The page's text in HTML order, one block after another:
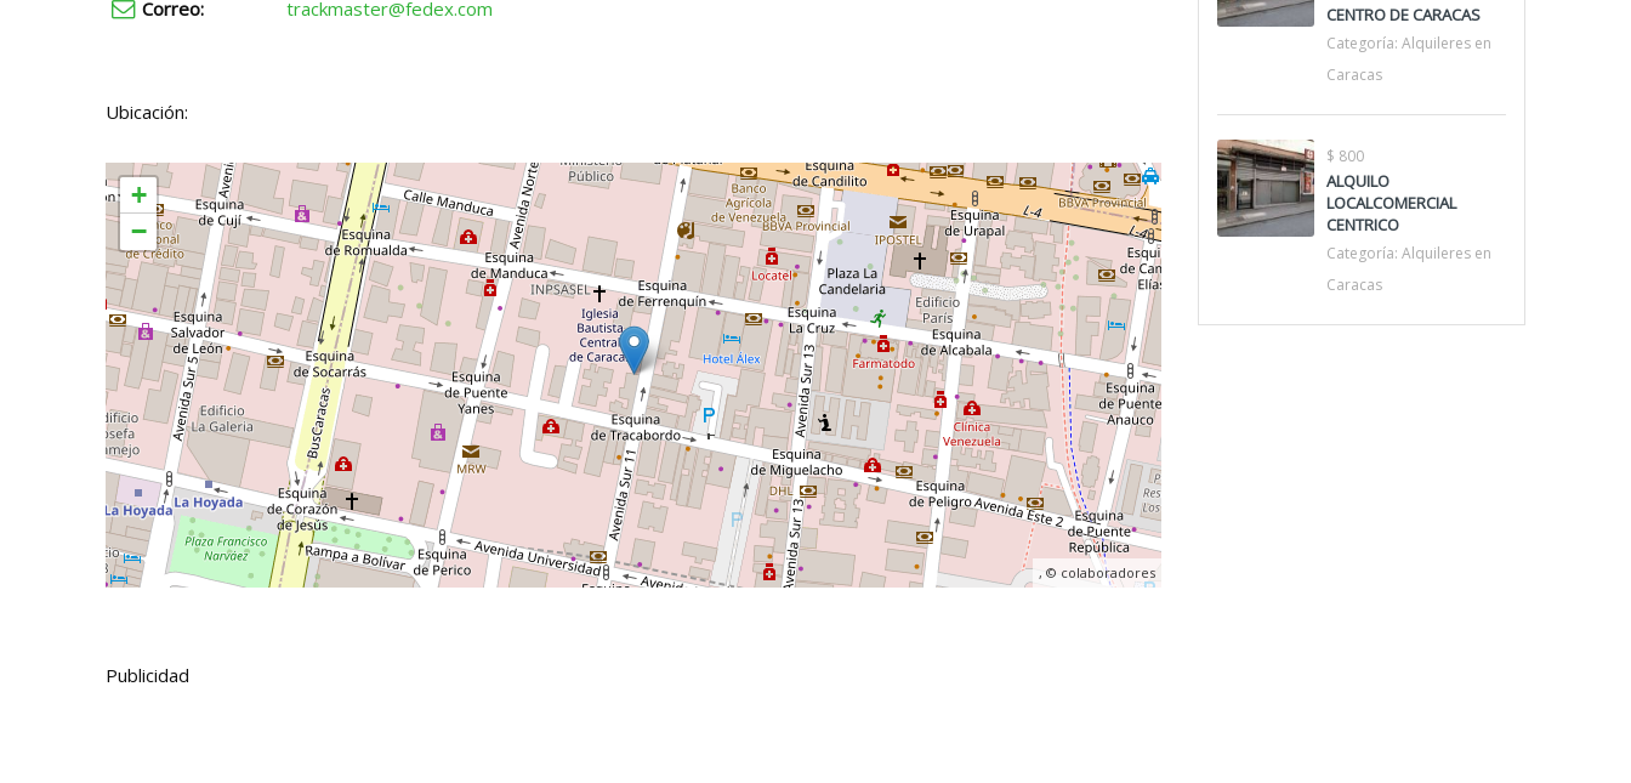
Correo: trackmaster@fedex.com
Ubicación:
+
−
, © colaboradores
Publicidad
CENTRO DE CARACAS
Categoría: Alquileres en
Caracas
$ 800
ALQUILO
LOCALCOMERCIAL
CENTRICO
Categoría: Alquileres en
Caracas